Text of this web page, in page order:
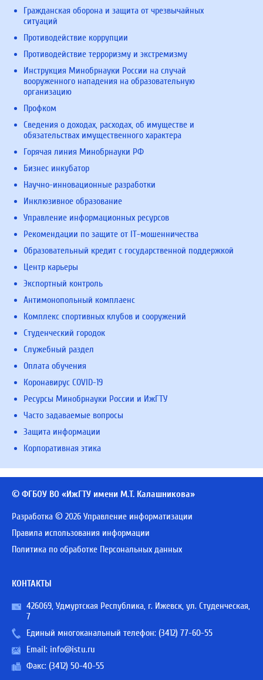
Гражданская оборона и защита от чрезвычайных
ситуаций
Противодействие коррупции
Противодействие терроризму и экстремизму
Инструкция Минобрнауки России на случай
вооруженного нападения на образовательную
организацию
Профком
Сведения о доходах, расходах, об имуществе и
обязательствах имущественного характера
Горячая линия Минобрнауки РФ
Бизнес инкубатор
Научно-инновационные разработки
Инклюзивное образование
Управление информационных ресурсов
Рекомендации по защите от IT-мошенничества
Образовательный кредит с государственной поддержкой
Центр карьеры
Экспортный контроль
Антимонопольный комплаенс
Комплекс спортивных клубов и сооружений
Студенческий городок
Служебный раздел
Оплата обучения
Коронавирус COVID-19
Ресурсы Минобрнауки России и ИжГТУ
Часто задаваемые вопросы
Защита информации
Корпоративная этика
© ФГБОУ ВО «ИжГТУ имени М.Т. Калашникова»
Разработка © 2026 Управление информатизации
Правила использования информации
Политика по обработке Персональных данных
КОНТАКТЫ
426069, Удмуртская Республика, г. Ижевск, ул. Студенческая,
7
Единый многоканальный телефон: (3412) 77-60-55
Email: info@istu.ru
Факс: (3412) 50-40-55